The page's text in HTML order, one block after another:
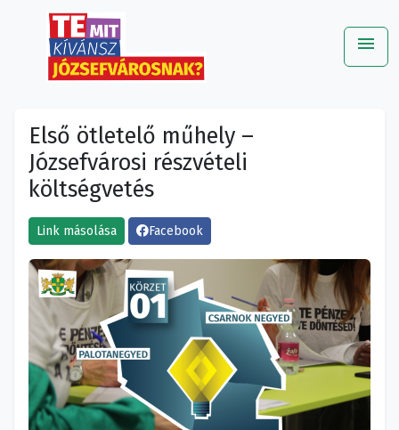
menu
Első ötletelő műhely –
Józsefvárosi részvételi
költségvetés
Link másolása Facebook